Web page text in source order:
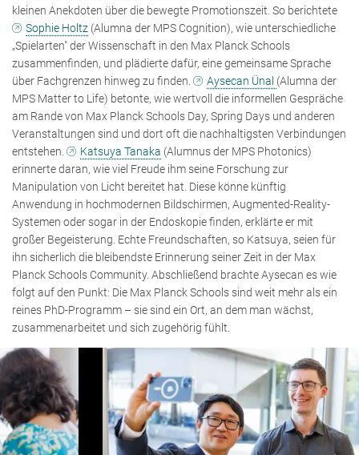
kleinen Anekdoten über die bewegte Promotionszeit. So berichtete
Sophie Holtz (Alumna der MPS Cognition), wie unterschiedliche
„Spielarten" der Wissenschaft in den Max Planck Schools
zusammenfinden, und plädierte dafür, eine gemeinsame Sprache
über Fachgrenzen hinweg zu finden.
Aysecan Ünal (Alumna der
MPS Matter to Life) betonte, wie wertvoll die informellen Gespräche
am Rande von Max Planck Schools Day, Spring Days und anderen
Veranstaltungen sind und dort oft die nachhaltigsten Verbindungen
entstehen.
Katsuya Tanaka (Alumnus der MPS Photonics)
erinnerte daran, wie viel Freude ihm seine Forschung zur
Manipulation von Licht bereitet hat. Diese könne künftig
Anwendung in hochmodernen Bildschirmen, Augmented-Reality-
Systemen oder sogar in der Endoskopie finden, erklärte er mit
großer Begeisterung. Echte Freundschaften, so Katsuya, seien für
ihn sicherlich die bleibendste Erinnerung seiner Zeit in der Max
Planck Schools Community. Abschließend brachte Aysecan es wie
folgt auf den Punkt: Die Max Planck Schools sind weit mehr als ein
reines PhD-Programm – sie sind ein Ort, an dem man wächst,
zusammenarbeitet und sich zugehörig fühlt.